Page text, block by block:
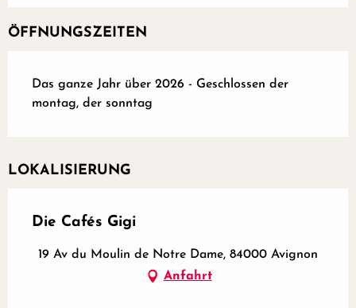
ÖFFNUNGSZEITEN
Das ganze Jahr über 2026 - Geschlossen der
montag, der sonntag
LOKALISIERUNG
Die Cafés Gigi
19 Av du Moulin de Notre Dame, 84000 Avignon
Anfahrt